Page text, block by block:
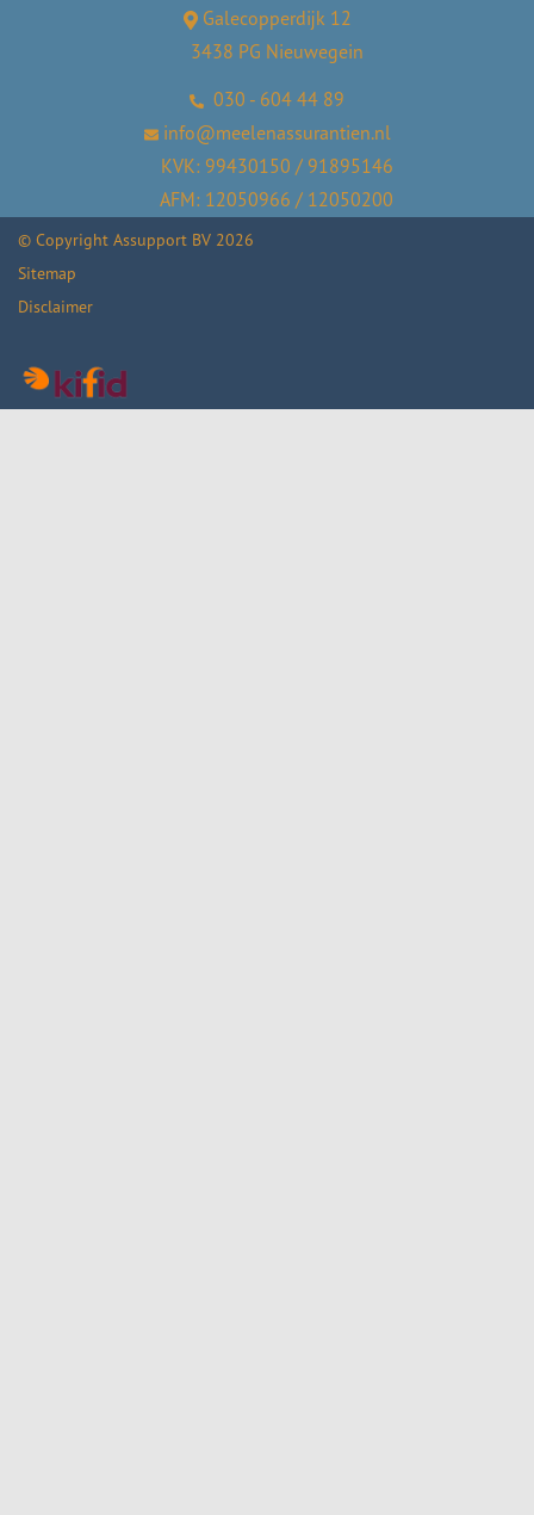
Galecopperdijk 12
3438 PG Nieuwegein
030 - 604 44 89
info@meelenassurantien.nl
KVK: 99430150 / 91895146
AFM: 12050966 / 12050200
© Copyright Assupport BV 2026
Sitemap
Disclaimer